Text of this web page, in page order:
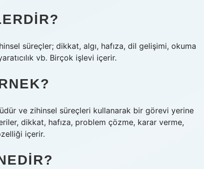
süreçler; dikkat, algı, hafıza, dil gelişimi, okuma
vb. Birçok işlevi içerir.
ve zihinsel süreçleri kullanarak bir görevi yerine
dikkat, hafıza, problem çözme, karar verme,
içerir.